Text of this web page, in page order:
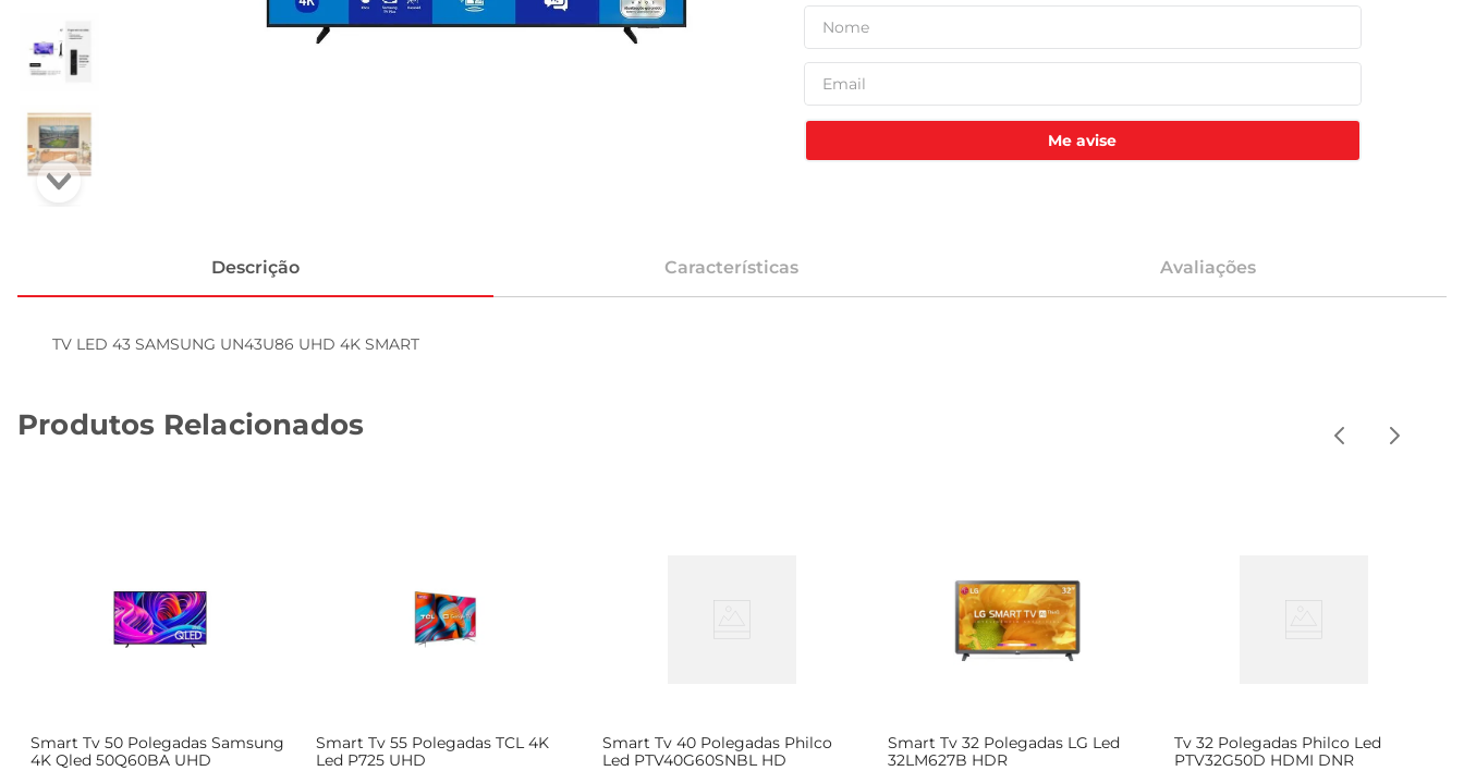
Me avise
Descrição Características Avaliações
TV LED 43 SAMSUNG UN43U86 UHD 4K SMART
Produtos Relacionados
Smart Tv 50 Polegadas Samsung
4K Qled 50Q60BA UHD
Smart Tv 55 Polegadas TCL 4K
Led P725 UHD
Smart Tv 40 Polegadas Philco
Led PTV40G60SNBL HD
Smart Tv 32 Polegadas LG Led
32LM627B HDR
Tv 32 Polegadas Philco Led
PTV32G50D HDMI DNR